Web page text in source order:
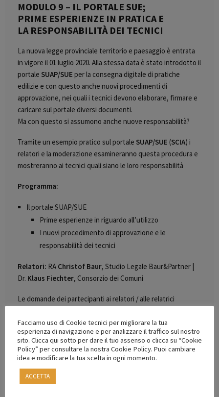
MODULO 9 – IL PORTALE SUE;
PRIME ESPERIENZE IN PRATICA E
LA RESPONSABILITÀ DEI TECNICI
La nuova legge provinciale territorio e paesaggio è entrata
in vigore il 01 luglio 2020. Alla stessa data è stato introdotto il
portale SUAP/SUE per la consegna digitale di pratiche
edilizie e con questo anche nuovi procedimenti di
approvazione, nei quali i tecnici devono elaborare, firmare e
caricare sul portale diversi documenti.
Ma con questo si assumono anche nuove responsabilità?
Tramite un esempio pratico sul portale SUAP/SUE (SCIA) i
relatori e la moderazione esamineranno questa procedura e
mostreranno ai tecnici quali siano le loro responsabilità
Programma:
Il portale SUAP/SUE
Prime esperienze in riguardo all’utilizzo
I nuovi procedimento di approvazione e le
responsabilità dei tecnici
Relatori: RA Christof Baur, Studio Legale Baur&Partner |
Dr. Klaus Fiechter, Consorzio dei Comuni
Le domande dei partecipanti ai relatori / alle relatrici
info@archacademy.it oppure poste direttamente durante
l’evento nella Live Chat.
LINGUA:DE (con traduzione simultanea in italiano)
Lei si sta iscrivendo al Modulo 9 con audio dalla
Facciamo uso di Cookie tecnici per migliorare la tua
esperienza di navigazione e per analizzare il traffico sul nostro
sito. Clicca qui sotto per dare il tuo assenso o clicca su “Cookie
Policy” per consultare la nostra Cookie Policy. Puoi cambiare
idea e modificare la tua scelta in ogni momento.
ACCETTA